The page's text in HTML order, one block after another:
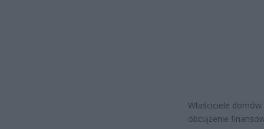
Właściciele
obciążenie